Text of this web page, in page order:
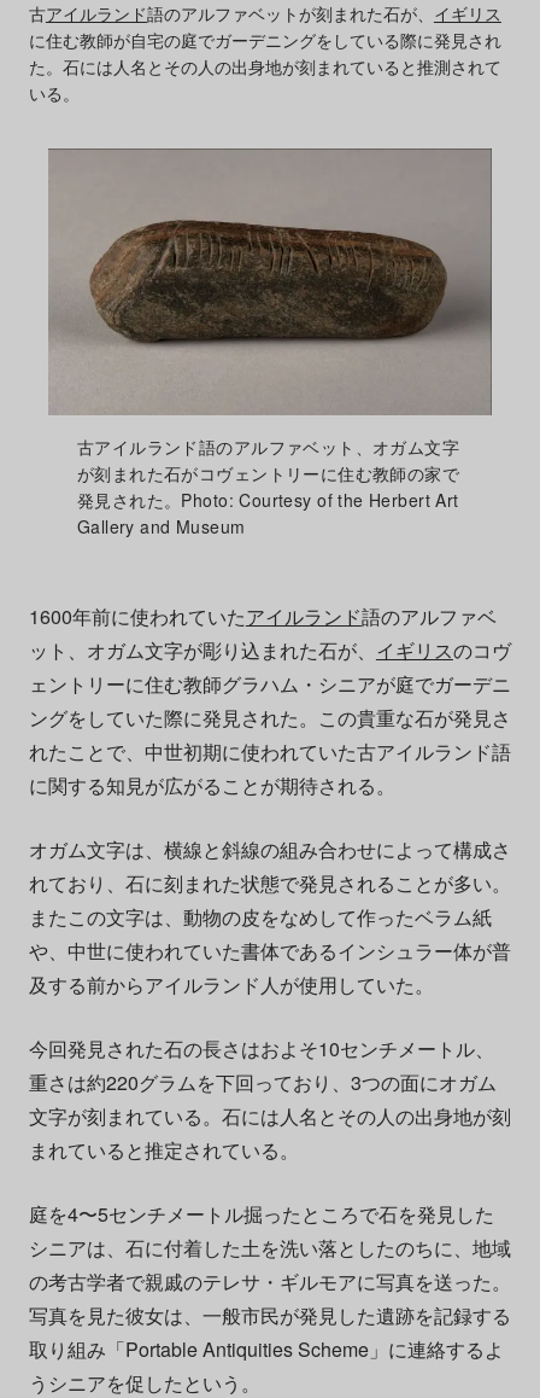
古アイルランド語のアルファベットが刻まれた石が、 イギリス
に住む教師が自宅の庭でガーデニングをしている際に発見され
た。石には人名とその人の出身地が刻まれていると推測されて
いる。
古アイルランド語のアルファベット、オガム文字
が刻まれた石がコヴェントリーに住む教師の家で
発見された。Photo: Courtesy of the Herbert Art
Gallery and Museum
1600年前に使われていたアイルランド語のアルファベ
ット、オガム文字が彫り込まれた石が、 イギリスのコヴ
ェントリーに住む教師グラハム・シニアが庭でガーデニ
ングをしていた際に発見された。この貴重な石が発見さ
れたことで、中世初期に使われていた古アイルランド語
に関する知見が広がることが期待される。
オガム文字は、横線と斜線の組み合わせによって構成さ
れており、石に刻まれた状態で発見されることが多い。
またこの文字は、動物の皮をなめして作ったベラム紙
や、中世に使われていた書体であるインシュラー体が普
及する前からアイルランド人が使用していた。
今回発見された石の長さはおよそ10センチメートル、
重さは約220グラムを下回っており、3つの面にオガム
文字が刻まれている。石には人名とその人の出身地が刻
まれていると推定されている。
庭を4〜5センチメートル掘ったところで石を発見した
シニアは、石に付着した土を洗い落としたのちに、地域
の考古学者で親戚のテレサ・ギルモアに写真を送った。
写真を見た彼女は、一般市民が発見した遺跡を記録する
取り組み「Portable Antiquities Scheme」に連絡するよ
うシニアを促したという。